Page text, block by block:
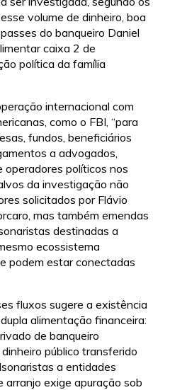
volume de dinheiro, boa
do banqueiro Daniel
caixa 2 de
política da família
internacional com
como o FBI, “para
fundos, beneficiários
a advogados,
operadores políticos nos
da investigação não
solicitados por Flávio
mas também emendas
destinadas a
ecossistema
podem estar conectadas
fluxos sugere a existência
alimentação financeira:
de banqueiro
público transferido
a entidades
arranjo exige apuração sob